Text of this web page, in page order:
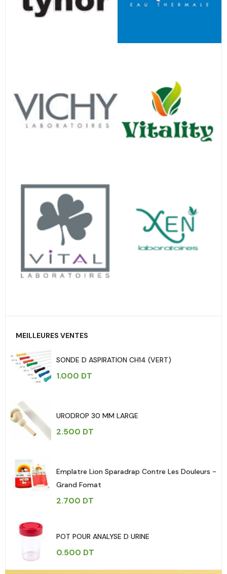
MEILLEURES VENTES
SONDE D ASPIRATION CH14 (VERT)
1.000 DT
URODROP 30 MM LARGE
2.500 DT
Emplatre Lion Sparadrap Contre Les Douleurs -
Grand Fomat
2.700 DT
POT POUR ANALYSE D URINE
0.500 DT